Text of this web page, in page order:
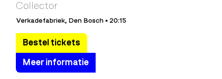
Collector
Verkadefabriek, Den Bosch • 20:15
Bestel tickets
Meer informatie